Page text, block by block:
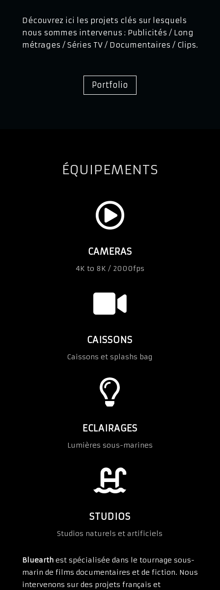
Découvrez ici les projets clés sur lesquels
nous sommes intervenus : Publicités / Long
métrages / Séries TV / Documentaires / Clips.
Portfolio
ÉQUIPEMENTS

CAMERAS
4K to 8K / 2000fps

CAISSONS
Caissons et splashs bag

ECLAIRAGES
Lumières sous-marines

STUDIOS
Studios naturels et artificiels
Bluearthest spécialisée dans le tournage sous-
marin de films documentaires et de fiction. Nous
intervenons sur des projets français et